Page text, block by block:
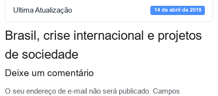
Ultima Atualização 14 de abril de 2018
Brasil, crise internacional e projetos
de sociedade
Deixe um comentário
O seu endereço de e-mail não será publicado. Campos